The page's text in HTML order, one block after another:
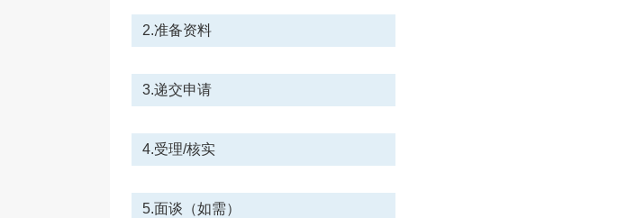
2.准备资料
3.递交申请
4.受理/核实
5.面谈（如需）